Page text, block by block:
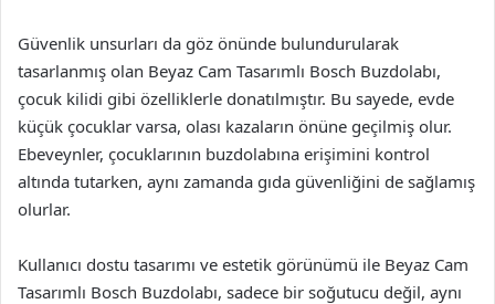
Güvenlik unsurları da göz önünde bulundurularak
tasarlanmış olan Beyaz Cam Tasarımlı Bosch Buzdolabı,
çocuk kilidi gibi özelliklerle donatılmıştır. Bu sayede, evde
küçük çocuklar varsa, olası kazaların önüne geçilmiş olur.
Ebeveynler, çocuklarının buzdolabına erişimini kontrol
altında tutarken, aynı zamanda gıda güvenliğini de sağlamış
olurlar.
Kullanıcı dostu tasarımı ve estetik görünümü ile Beyaz Cam
Tasarımlı Bosch Buzdolabı, sadece bir soğutucu değil, aynı